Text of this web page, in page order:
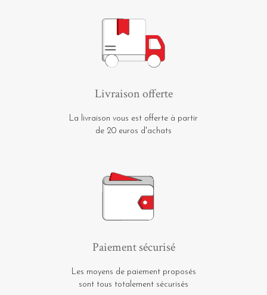
Livraison offerte
La livraison vous est offerte à partir
de 20 euros d'achats
Paiement sécurisé
Les moyens de paiement proposés
sont tous totalement sécurisés